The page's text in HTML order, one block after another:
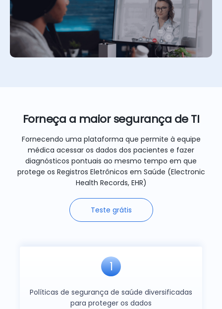
Forneça a maior segurança de TI
Fornecendo uma plataforma que permite à equipe
médica acessar os dados dos pacientes e fazer
diagnósticos pontuais ao mesmo tempo em que
protege os Registros Eletrônicos em Saúde (Electronic
Health Records, EHR)
Teste grátis
1
Políticas de segurança de saúde diversificadas
para proteger os dados